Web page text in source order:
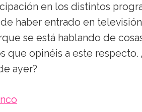
en los distintos
haber entrado en
se está hablando de
que opinéis a este
ayer?